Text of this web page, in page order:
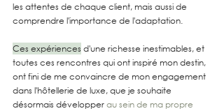
les attentes de chaque client, mais aussi de
comprendre l'importance de l'adaptation.
Ces expériences d'une richesse inestimables, et
toutes ces rencontres qui ont inspiré mon destin,
ont fini de me convaincre de mon engagement
dans l'hôtellerie de luxe, que je souhaite
désormais développer au sein de ma propre